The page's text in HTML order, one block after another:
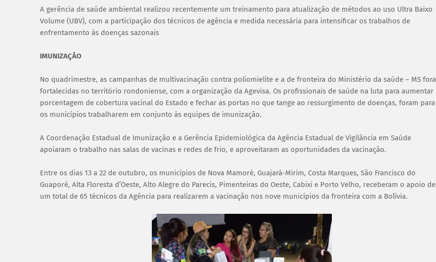
A gerência de saúde ambiental realizou recentemente um treinamento para atualização de métodos ao uso Ultra Baixo
Volume (UBV), com a participação dos técnicos de agência e medida necessária para intensificar os trabalhos de
enfrentamento às doenças sazonais
IMUNIZAÇÃO
No quadrimestre, as campanhas de multivacinação contra poliomielite e a de fronteira do Ministério da saúde – MS
fortalecidas no território rondoniense, com a organização da Agevisa. Os profissionais de saúde na luta para aumentar
porcentagem de cobertura vacinal do Estado e fechar as portas no que tange ao ressurgimento de doenças, foram para
os municípios trabalharem em conjunto às equipes de imunização.
A Coordenação Estadual de Imunização e a Gerência Epidemiológica da Agência Estadual de Vigilância em Saúde
apoiaram o trabalho nas salas de vacinas e redes de frio, e aproveitaram as oportunidades da vacinação.
Entre os dias 13 a 22 de outubro, os municípios de Nova Mamoré, Guajará-Mirim, Costa Marques, São Francisco do
Guaporé, Alta Floresta d’Oeste, Alto Alegre do Parecis, Pimenteiras do Oeste, Cabixi e Porto Velho, receberam o apoio de
um total de 65 técnicos da Agência para realizarem a vacinação nos nove municípios da fronteira com a Bolívia.